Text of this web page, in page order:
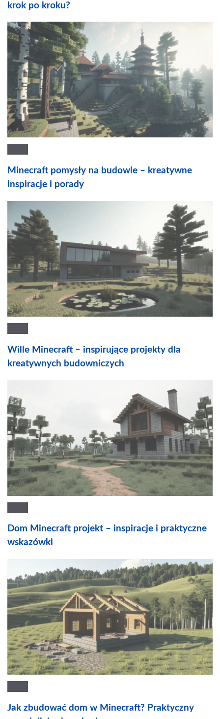
krok po kroku?
Minecraft pomysły na budowle – kreatywne
inspiracje i porady
Wille Minecraft – inspirujące projekty dla
kreatywnych budowniczych
Dom Minecraft projekt – inspiracje i praktyczne
wskazówki
Jak zbudować dom w Minecraft? Praktyczny